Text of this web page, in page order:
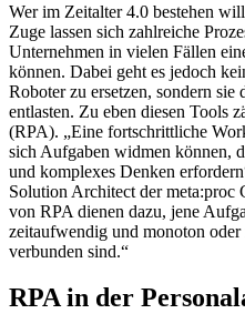
Wer im Zeitalter 4.0 bestehen
Zuge lassen sich zahlreiche
Unternehmen in vielen Fällen
können. Dabei geht es jedoch
Roboter zu ersetzen, sondern
entlasten. Zu eben diesen Tools
(RPA). „Eine fortschrittliche
sich Aufgaben widmen können,
und komplexes Denken
Solution Architect der
von RPA dienen dazu, jene
zeitaufwendig und monoton
verbunden sind.“
RPA in der